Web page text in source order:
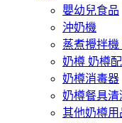
嬰幼兒食品
沖奶機
蒸煮攪拌
奶樽 奶樽
奶樽消毒器
奶樽餐具清
其他奶樽用